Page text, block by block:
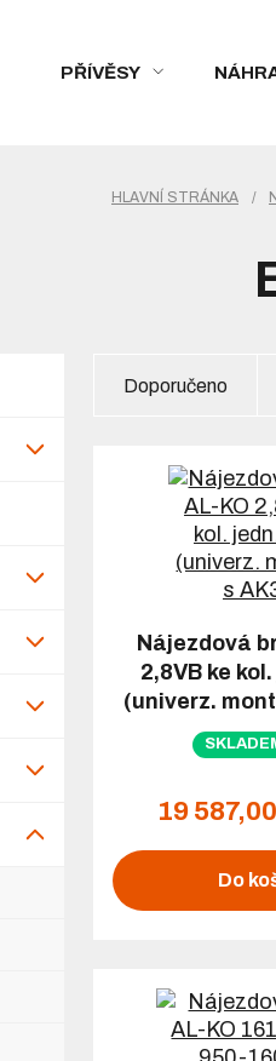
PŘÍVĚSY
HLAVNÍ STRÁNKA /
Doporučeno
Nájezdová
2,8VB ke
(univerz.
19
Do